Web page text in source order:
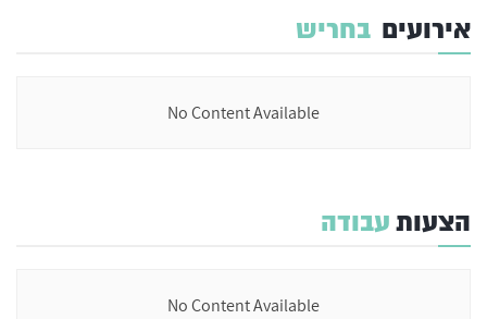
אירועים בחריש
No Content Available
הצעותעבודה
No Content Available